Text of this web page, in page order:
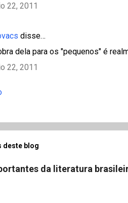
22, 2011
disse…
dela para os "pequenos" é
22, 2011
deste blog
da literatura